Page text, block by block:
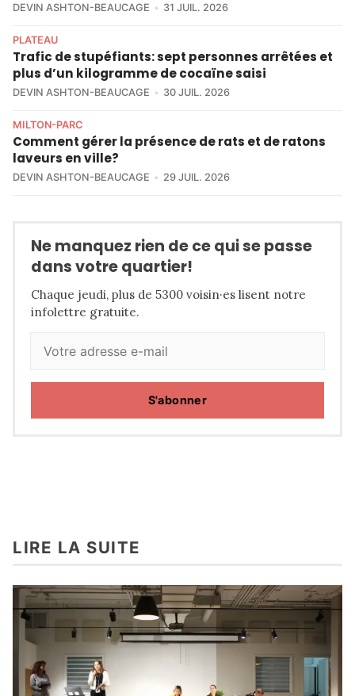
DEVIN ASHTON-BEAUCAGE 31 JUIL. 2026
PLATEAU
Trafic de stupéfiants: sept personnes arrêtées et
plus d’un kilogramme de cocaïne saisi
DEVIN ASHTON-BEAUCAGE 30 JUIL. 2026
MILTON-PARC
Comment gérer la présence de rats et de ratons
laveurs en ville?
DEVIN ASHTON-BEAUCAGE 29 JUIL. 2026
Ne manquez rien de ce qui se passe
dans votre quartier!
Chaque jeudi, plus de 5300 voisin·es lisent notre
infolettre gratuite.
S'abonner
LIRE LA SUITE